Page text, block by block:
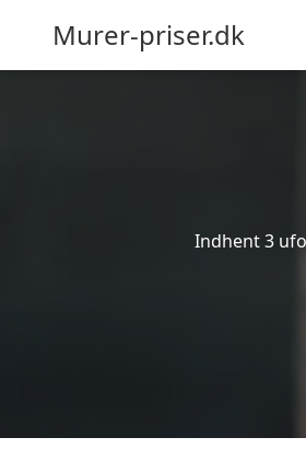
Murer-priser.dk
Indhent 3